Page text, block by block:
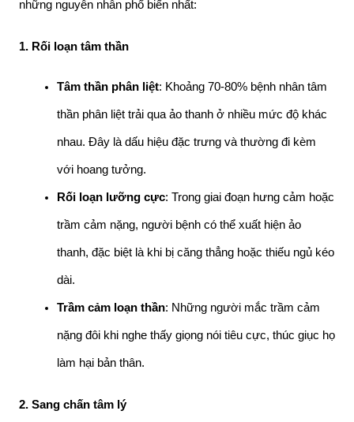
những nguyên nhân phổ biến nhất:
1. Rối loạn tâm thần
Tâm thần phân liệt: Khoảng 70-80% bệnh nhân tâm
thần phân liệt trải qua ảo thanh ở nhiều mức độ khác
nhau. Đây là dấu hiệu đặc trưng và thường đi kèm
với hoang tưởng.
Rối loạn lưỡng cực: Trong giai đoạn hưng cảm hoặc
trầm cảm nặng, người bệnh có thể xuất hiện ảo
thanh, đặc biệt là khi bị căng thẳng hoặc thiếu ngủ kéo
dài.
Trầm cảm loạn thần: Những người mắc trầm cảm
nặng đôi khi nghe thấy giọng nói tiêu cực, thúc giục họ
làm hại bản thân.
2. Sang chấn tâm lý